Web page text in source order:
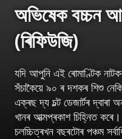
অভিষেক বচ্চন
(ৰিফিউজি)
যদি আপুনি এই ৰোমাণ্টিক
সঁচাকৈয়ে ৯০ ৰ দশকৰ শিশু
এক্ৰছ দ্য চল্ট ডেজাৰ্টৰ
খানৰ আত্মপ্ৰকাশ চিহ্নিত
চলচ্চিত্ৰখন বছৰটোৰ পঞ্চম